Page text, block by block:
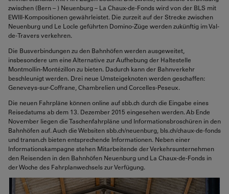
zwischen (Bern – ) Neuenburg – La Chaux-de-Fonds wird von der BLS mit
EWIII-Kompositionen gewährleistet. Die zurzeit auf der Strecke zwischen
Neuenburg und Le Locle geführten Domino-Züge werden zukünftig im Val-
de-Travers verkehren.
Die Busverbindungen zu den Bahnhöfen werden ausgeweitet,
insbesondere um eine Alternative zur Aufhebung der Haltestelle
Montmollin-Montézillon zu bieten. Dadurch kann der Bahnverkehr
beschleunigt werden. Drei neue Umsteigeknoten werden geschaffen:
Geneveys-sur-Coffrane, Chambrelien und Corcelles-Peseux.
Die neuen Fahrpläne können online auf sbb.ch durch die Eingabe eines
Reisedatums ab dem 13. Dezember 2015 eingesehen werden. Ab Ende
November liegen die Taschenfahrpläne und Informationsbroschüren in den
Bahnhöfen auf. Auch die Websiten sbb.ch/neuenburg, bls.ch/chaux-de-fonds
und transn.ch bieten entsprechende Informationen. Neben einer
Informationskampagne stehen Mitarbeitende der Verkehrsunternehmen
den Reisenden in den Bahnhöfen Neuenburg und La Chaux-de-Fonds in
der Woche des Fahrplanwechsels zur Verfügung.